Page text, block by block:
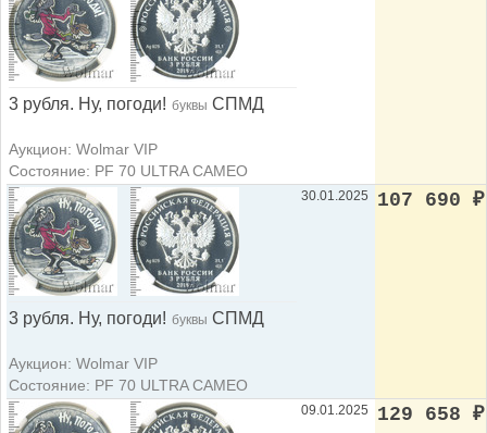
3 рубля. Ну, погоди! буквы СПМД
Аукцион: Wolmar VIP
Состояние: PF 70 ULTRA CAMEO
3 рубля. Ну, погоди! буквы СПМД
Аукцион: Wolmar VIP
Состояние: PF 70 ULTRA CAMEO
30.01.2025 107 690 ₽
09.01.2025 129 658 ₽